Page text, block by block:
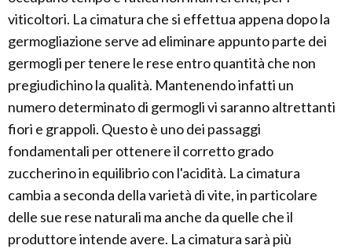
viticoltori. La cimatura che si effettua appena dopo la
germogliazione serve ad eliminare appunto parte dei
germogli per tenere le rese entro quantità che non
pregiudichino la qualità. Mantenendo infatti un
numero determinato di germogli vi saranno altrettanti
fiori e grappoli. Questo è uno dei passaggi
fondamentali per ottenere il corretto grado
zuccherino in equilibrio con l'acidità. La cimatura
cambia a seconda della varietà di vite, in particolare
delle sue rese naturali ma anche da quelle che il
produttore intende avere. La cimatura sarà più